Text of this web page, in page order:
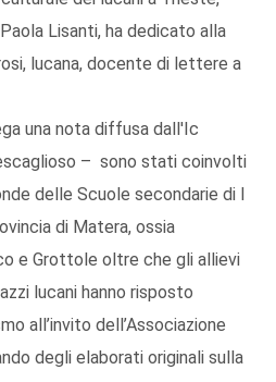
Lisanti, ha dedicato alla
lucana, docente di lettere a
una nota diffusa dall'Ic
– sono stati coinvolti
delle Scuole secondarie di I
di Matera, ossia
e Grottole oltre che gli allievi
lucani hanno risposto
all’invito dell’Associazione
degli elaborati originali sulla